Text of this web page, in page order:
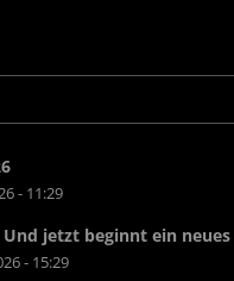
- 11:29
Und jetzt beginnt ein
- 15:29